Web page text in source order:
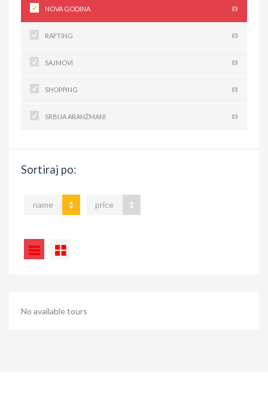
NOVA GODINA (0)
RAFTING (0)
SAJMOVI (0)
SHOPPING (0)
SRBIJA ARANŽMANI (0)
Sortiraj po:
name price
No available tours